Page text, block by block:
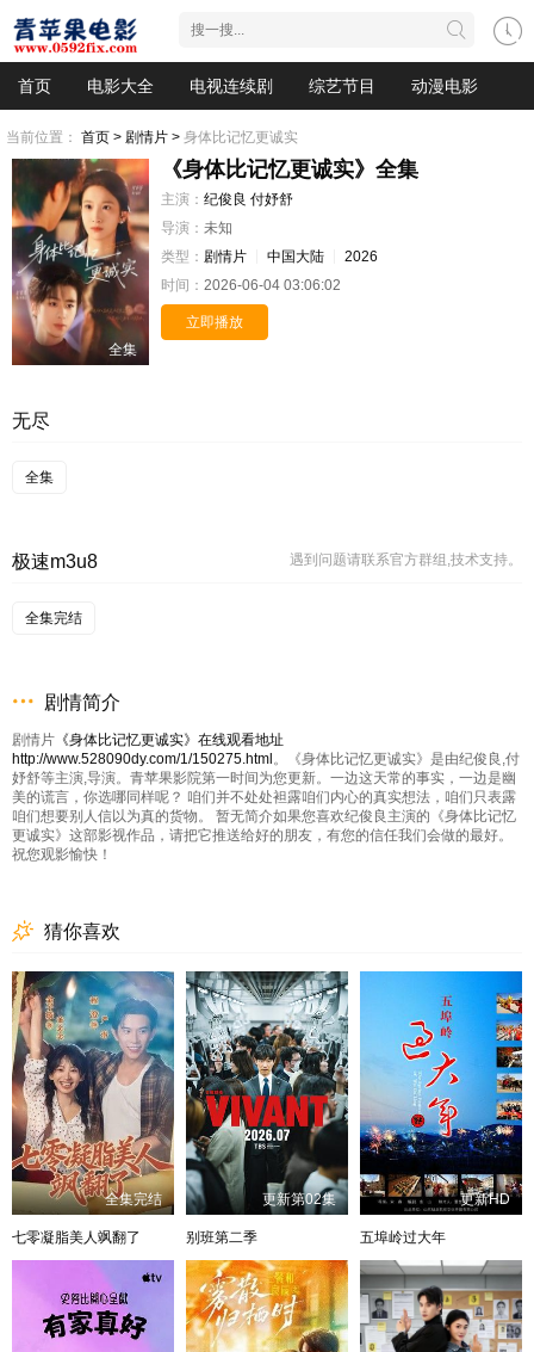
首页 电影大全 电视连续剧 综艺节目 动漫电影
当前位置： 首页 > 剧情片 > 身体比记忆更诚实
全集
《身体比记忆更诚实》全集
主演： 纪俊良 付妤舒
导演： 未知
类型： 剧情片 中国大陆
2026
时间： 2026-06-04 03:06:02
立即播放
无尽
全集
遇到问题请联系官方群组,技术支持。
极速m3u8
全集完结
剧情简介
剧情片 《身体比记忆更诚实》在线观看地址
http://www.528090dy.com/1/150275.html 。《身体比记忆更诚实》是由纪俊良,付
妤舒等主演,导演。青苹果影院第一时间为您更新。一边这天常的事实，一边是幽
美的谎言，你选哪同样呢？ 咱们并不处处袒露咱们内心的真实想法，咱们只表露
咱们想要别人信以为真的货物。 暂无简介如果您喜欢纪俊良主演的《身体比记忆
更诚实》这部影视作品，请把它推送给好的朋友，有您的信任我们会做的最好。
祝您观影愉快！
猜你喜欢
全集完结
七零凝脂美人飒翻了
更新第02集
别班第二季
更新HD
五埠岭过大年